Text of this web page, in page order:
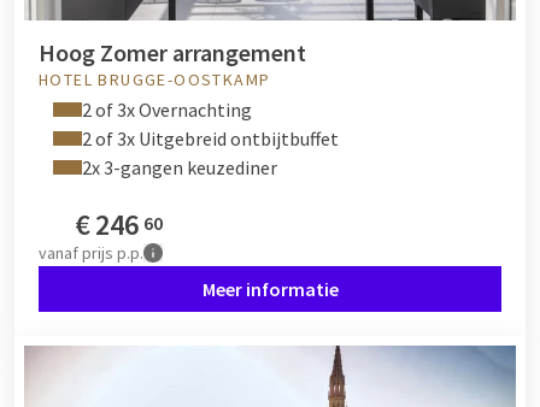
Hoog Zomer arrangement
HOTEL BRUGGE-OOSTKAMP
2 of 3x Overnachting
2 of 3x Uitgebreid ontbijtbuffet
2x 3-gangen keuzediner
€246 60
vanafprijs p.p.
Meer informatie